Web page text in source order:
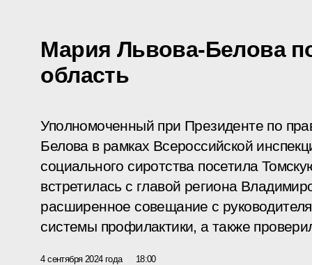
Мария Львова-Белова
область
Уполномоченный при Президенте по
Белова в рамках Всероссийской
социального сиротства посетила
встретилась с главой региона
расширенное совещание с
системы профилактики, а также
4 сентября 2024 года 18:00